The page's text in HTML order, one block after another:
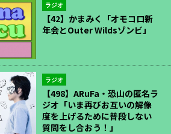
ラジオ
【42】かまみく「オモコロ新
年会とOuter Wildsゾンビ」
ラジオ
【498】ARuFa・恐山の匿名ラ
ジオ「いま再びお互いの解像
度を上げるために普段しない
質問をし合おう！」